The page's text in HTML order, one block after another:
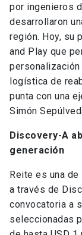
por ingenieros
desarrollaron
región. Hoy, su
and Play que
logística de
punta con una
Simón
Discovery-A
generación
Reite es una
a través de
convocatoria a
seleccionadas